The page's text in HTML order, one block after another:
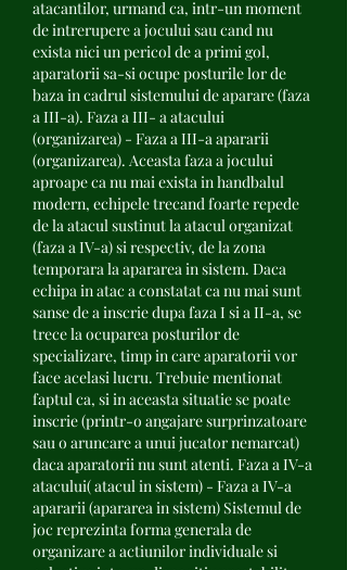
atacantilor, urmand ca, intr-un moment
de intrerupere a jocului sau cand nu
exista nici un pericol de a primi gol,
aparatorii sa-si ocupe posturile lor de
baza in cadrul sistemului de aparare (faza
a III-a). Faza a III- a atacului
(organizarea) - Faza a III-a apararii
(organizarea). Aceasta faza a jocului
aproape ca nu mai exista in handbalul
modern, echipele trecand foarte repede
de la atacul sustinut la atacul organizat
(faza a IV-a) si respectiv, de la zona
temporara la apararea in sistem. Daca
echipa in atac a constatat ca nu mai sunt
sanse de a inscrie dupa faza I si a II-a, se
trece la ocuparea posturilor de
specializare, timp in care aparatorii vor
face acelasi lucru. Trebuie mentionat
faptul ca, si in aceasta situatie se poate
inscrie (printr-o angajare surprinzatoare
sau o aruncare a unui jucator nemarcat)
daca aparatorii nu sunt atenti. Faza a IV-a
atacului( atacul in sistem) - Faza a IV-a
apararii (apararea in sistem) Sistemul de
joc reprezinta forma generala de
organizare a actiunilor individuale si